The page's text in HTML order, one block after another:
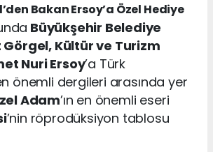
Bakan Ersoy’a Özel Hediye
Büyükşehir Belediye
Görgel, Kültür ve Turizm
Nuri Ersoy’a Türk
önemli dergileri arasında yer
Adam’ın en önemli eseri
’nin röprodüksiyon tablosu